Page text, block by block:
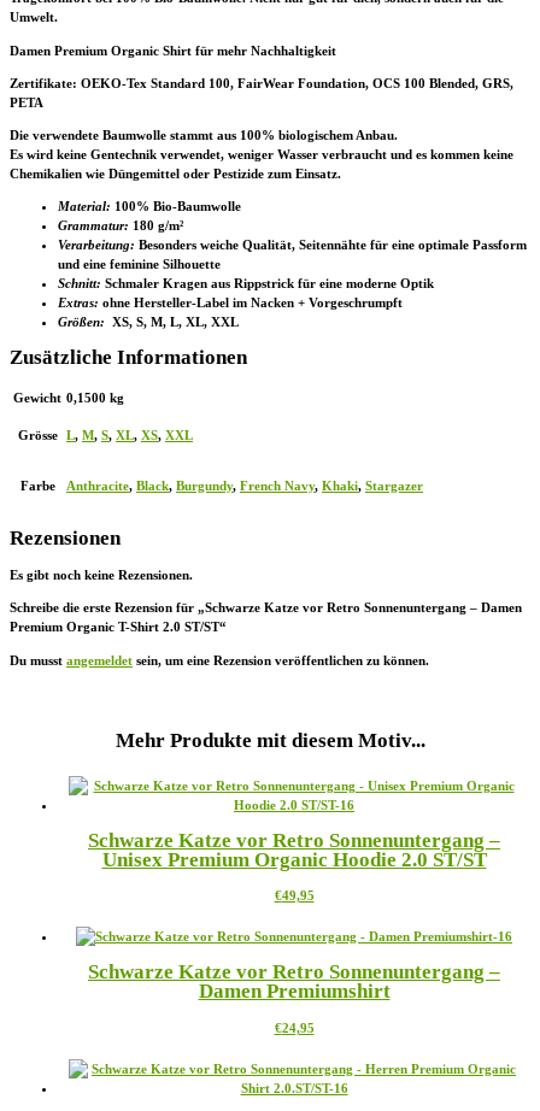
Umwelt.
Damen Premium Organic Shirt für mehr Nachhaltigkeit
Zertifikate: OEKO-Tex Standard 100, FairWear Foundation, OCS 100 Blended, GRS,
PETA
Die verwendete Baumwolle stammt aus 100% biologischem Anbau.
Es wird keine Gentechnik verwendet, weniger Wasser verbraucht und es kommen keine
Chemikalien wie Düngemittel oder Pestizide zum Einsatz.
Material: 100% Bio-Baumwolle
Grammatur: 180 g/m²
Verarbeitung: Besonders weiche Qualität, Seitennähte für eine optimale Passform
und eine feminine Silhouette
Schnitt: Schmaler Kragen aus Rippstrick für eine moderne Optik
Extras: ohne Hersteller-Label im Nacken + Vorgeschrumpft
Größen: XS, S, M, L, XL, XXL
Zusätzliche Informationen
Gewicht 0,1500 kg
Grösse L, M, S, XL, XS, XXL
Farbe Anthracite, Black, Burgundy, French Navy, Khaki, Stargazer
Rezensionen
Es gibt noch keine Rezensionen.
Schreibe die erste Rezension für „Schwarze Katze vor Retro Sonnenuntergang – Damen
Premium Organic T-Shirt 2.0 ST/ST“
Du musst angemeldet sein, um eine Rezension veröffentlichen zu können.
Mehr Produkte mit diesem Motiv...
Schwarze Katze vor Retro Sonnenuntergang –
Unisex Premium Organic Hoodie 2.0 ST/ST
€49,95Dieses
weist
Varianten
auf.
Optionen
auf
der
Schwarze Katze vor Retro Sonnenuntergang –
Damen Premiumshirt
€24,95Dieses
weist
mehrere